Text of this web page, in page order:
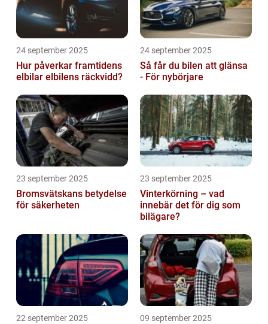
24 september 2025
Hur påverkar framtidens
elbilar elbilens räckvidd?
24 september 2025
Så får du bilen att glänsa
- För nybörjare
23 september 2025
Bromsvätskans betydelse
för säkerheten
23 september 2025
Vinterkörning – vad
innebär det för dig som
bilägare?
22 september 2025 09 september 2025